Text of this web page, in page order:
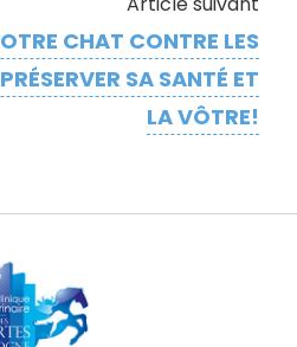
CHAT CONTRE LES
SA SANTÉ ET
LA VÔTRE!